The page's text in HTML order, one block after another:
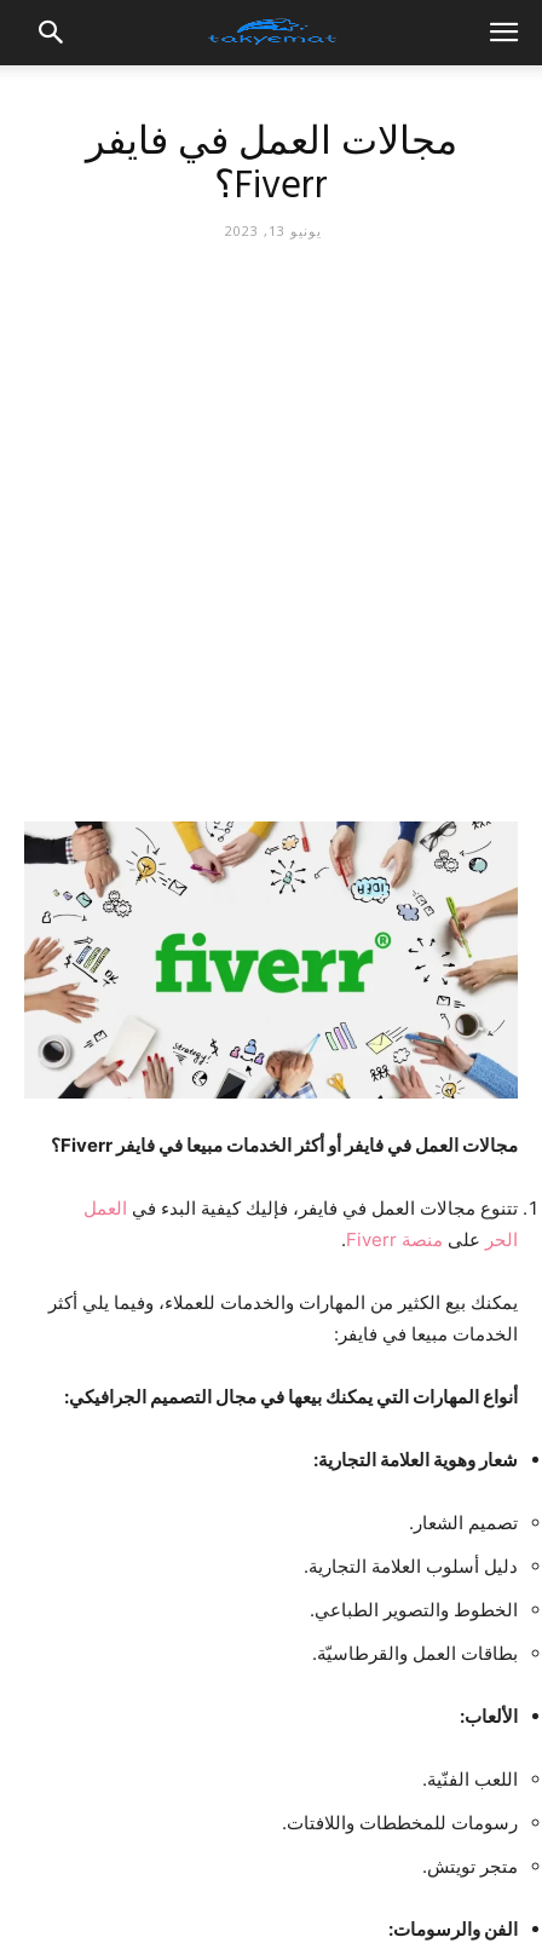
مجالات العمل في فايفر
Fiverr؟
يونيو 13, 2023
مجالات العمل في فايفر أو أكثر الخدمات مبيعا في فايفر Fiverr؟
تتنوع مجالات العمل في فايفر، فإليك كيفية البدء في العمل
الحر على منصة Fiverr .
يمكنك بيع الكثير من المهارات والخدمات للعملاء، وفيما يلي أكثر
الخدمات مبيعا في فايفر:
أنواع المهارات التي يمكنك بيعها في مجال التصميم الجرافيكي:
شعار وهوية العلامة التجارية:
تصميم الشعار.
دليل أسلوب العلامة التجارية.
الخطوط والتصوير الطباعي.
بطاقات العمل والقرطاسيّة.
الألعاب:
اللعب الفنّية.
رسومات للمخططات واللافتات.
متجر تويتش.
الفن والرسومات: